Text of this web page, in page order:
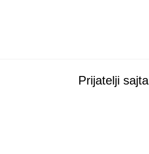
Prijatelji sajta